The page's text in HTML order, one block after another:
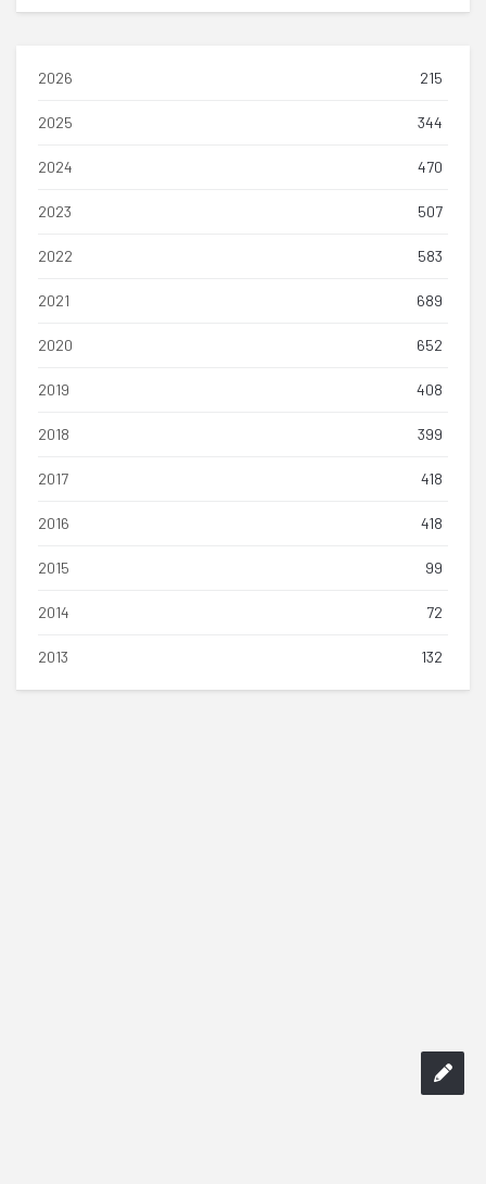
2026 215
2025 344
2024 470
2023 507
2022 583
2021 689
2020 652
2019 408
2018 399
2017 418
2016 418
2015 99
2014 72
2013 132